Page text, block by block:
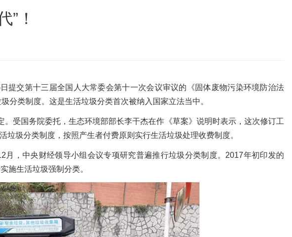
旧沙发床垫
”！
提交第十三届全国人大常委会第十一次会议审议的《固体废物污染环境防治法
分类制度。这是生活垃圾分类首次被纳入国家立法当中。
。受国务院委托，生态环境部部长李干杰在作《草案》说明时表示，这次修订工
圾分类制度，按照产生者付费原则实行生活垃圾处理收费制度。
，中央财经领导小组会议专项研究普遍推行垃圾分类制度。2017年初印发的
施生活垃圾强制分类。